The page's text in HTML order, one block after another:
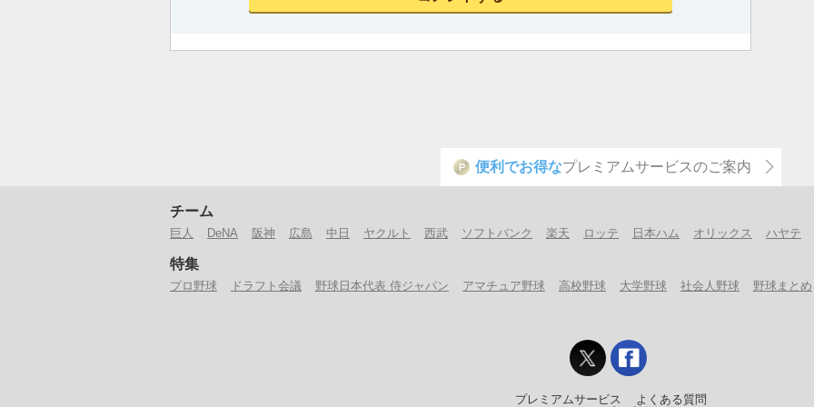
P 便利でお得なプレミアムサービスのご案内
チーム
巨人 DeNA 阪神 広島 中日 ヤクルト 西武 ソフトバンク 楽天 ロッテ 日本ハム オリックス ハヤテ
特集
プロ野球 ドラフト会議 野球日本代表 侍ジャパン アマチュア野球 高校野球 大学野球 社会人野球 野球まとめ
プレミアムサービス
よくある質問